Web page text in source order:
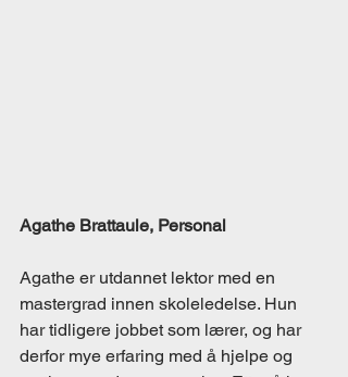
Agathe Brattaule, Personal
Agathe er utdannet lektor med en
mastergrad innen skoleledelse. Hun
har tidligere jobbet som lærer, og har
derfor mye erfaring med å hjelpe og